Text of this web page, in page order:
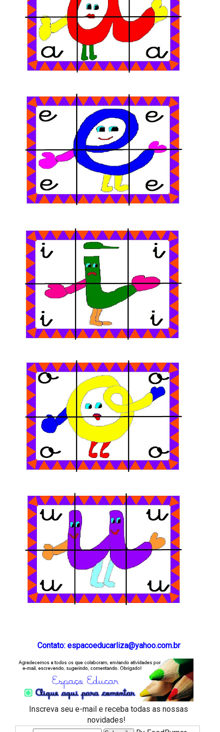
Contato: espacoeducarliza@yahoo.com.br
Inscreva seu e-mail e receba todas as nossas
novidades!